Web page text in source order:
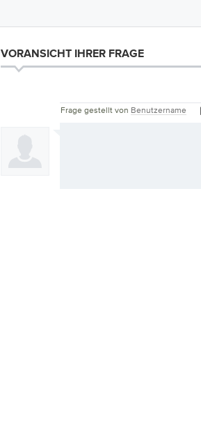
VORANSICHT IHRER FRAGE
Frage gestellt von Benutzername